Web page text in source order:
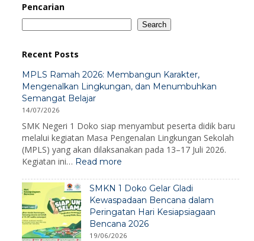
Pencarian
Search
Recent Posts
MPLS Ramah 2026: Membangun Karakter,
Mengenalkan Lingkungan, dan Menumbuhkan
Semangat Belajar
14/07/2026
SMK Negeri 1 Doko siap menyambut peserta didik baru
melalui kegiatan Masa Pengenalan Lingkungan Sekolah
(MPLS) yang akan dilaksanakan pada 13–17 Juli 2026.
Kegiatan ini… Read more:
Ramah
2026:
Membangun
Karakter,
Mengenalkan
Lingkungan,
SMKN 1 Doko Gelar Gladi
Kewaspadaan Bencana dalam
Peringatan Hari Kesiapsiagaan
Bencana 2026
19/06/2026